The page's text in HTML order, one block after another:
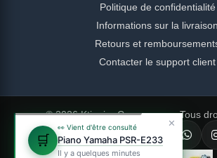
Politique de confidentialité
Informations sur la livraison
Retours et
Contacter le support client
© 2026 Ktjunior Cameroun — Tous
🛒
👀 Vient d'être consulté
Piano Yamaha PSR-E233
Il y a quelques minutes
✕